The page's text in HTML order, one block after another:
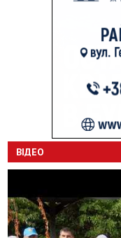
ВІДЕО